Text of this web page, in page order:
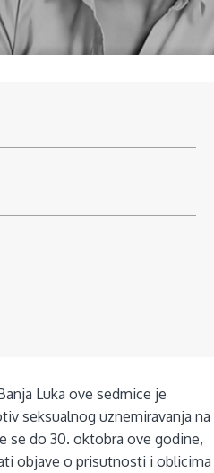
Luka ove sedmice je
seksualnog uznemiravanja na
se do 30. oktobra ove godine,
objave o prisutnosti i oblicima